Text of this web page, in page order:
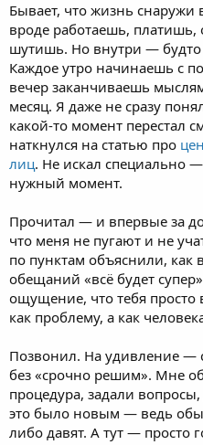
Бывает, что жизнь
вроде работаешь,
шутишь. Но внутри —
Каждое утро начинаешь с
вечер заканчиваешь
месяц. Я даже не сразу
какой-то момент перестал
наткнулся на статью про
лиц. Не искал специально
нужный момент.
Прочитал — и впервые за
что меня не пугают и не
по пунктам объяснили, как
обещаний «всё будет
ощущение, что тебя просто
как проблему, а как
Позвонил. На удивление —
без «срочно решим». Мне
процедура, задали
это было новым — ведь
либо давят. А тут — просто